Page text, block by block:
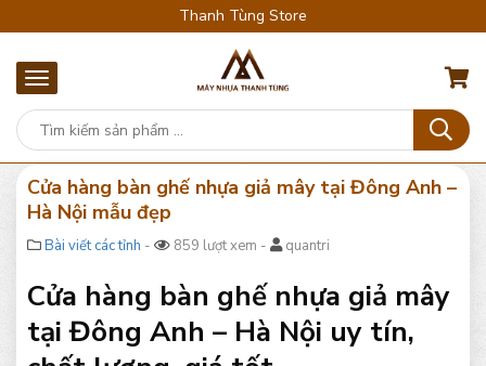
Thanh Tùng Store
Cửa hàng bàn ghế nhựa giả mây tại Đông Anh –
Hà Nội mẫu đẹp
Bài viết các tỉnh - 859 lượt xem - quantri
Cửa hàng bàn ghế nhựa giả mây
tại Đông Anh – Hà Nội uy tín,